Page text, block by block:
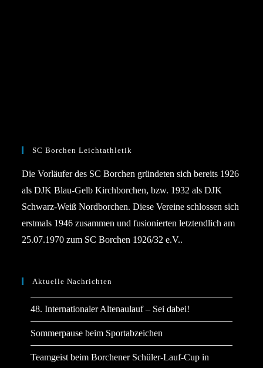
SC Borchen Leichtathletik
Die Vorläufer des SC Borchen gründeten sich bereits 1926
als DJK Blau-Gelb Kirchborchen, bzw. 1932 als DJK
Schwarz-Weiß Nordborchen. Diese Vereine schlossen sich
erstmals 1946 zusammen und fusionierten letztendlich am
25.07.1970 zum SC Borchen 1926/32 e.V..
Aktuelle Nachrichten
48. Internationaler Altenaulauf – Sei dabei!
Sommerpause beim Sportabzeichen
Teamgeist beim Borchener Schüler-Lauf-Cup in